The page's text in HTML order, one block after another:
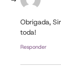
Obrigada,
toda!
Responder